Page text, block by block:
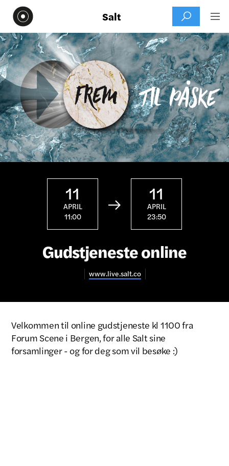
Salt  
11
APRIL
11:00

11
APRIL
23:50
Gudstjeneste online
www.live.salt.co
Velkommen til online gudstjeneste kl 1100 fra
Forum Scene i Bergen, for alle Salt sine
forsamlinger - og for deg som vil besøke :)